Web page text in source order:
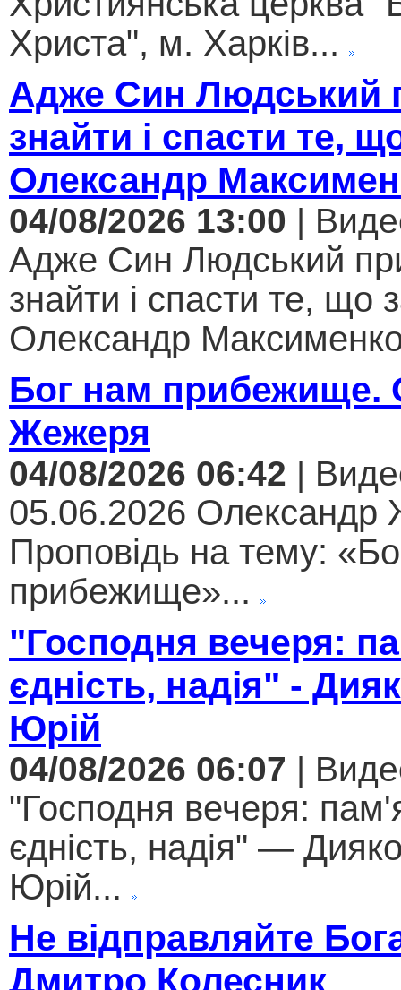
Христа", м. Харків...
Адже Син Людський
знайти і спасти те,
Олександр
04/08/2026 13:00 |
Адже Син Людський
знайти і спасти те, що
Олександр
Бог нам прибежище.
Жежеря
04/08/2026 06:42 |
05.06.2026 Олександр
Проповідь на тему:
прибежище»...
"Господня вечеря:
єдність, надія" -
Юрій
04/08/2026 06:07 |
"Господня вечеря:
єдність, надія" —
Юрій...
Не відправляйте
Дмитро Колесник